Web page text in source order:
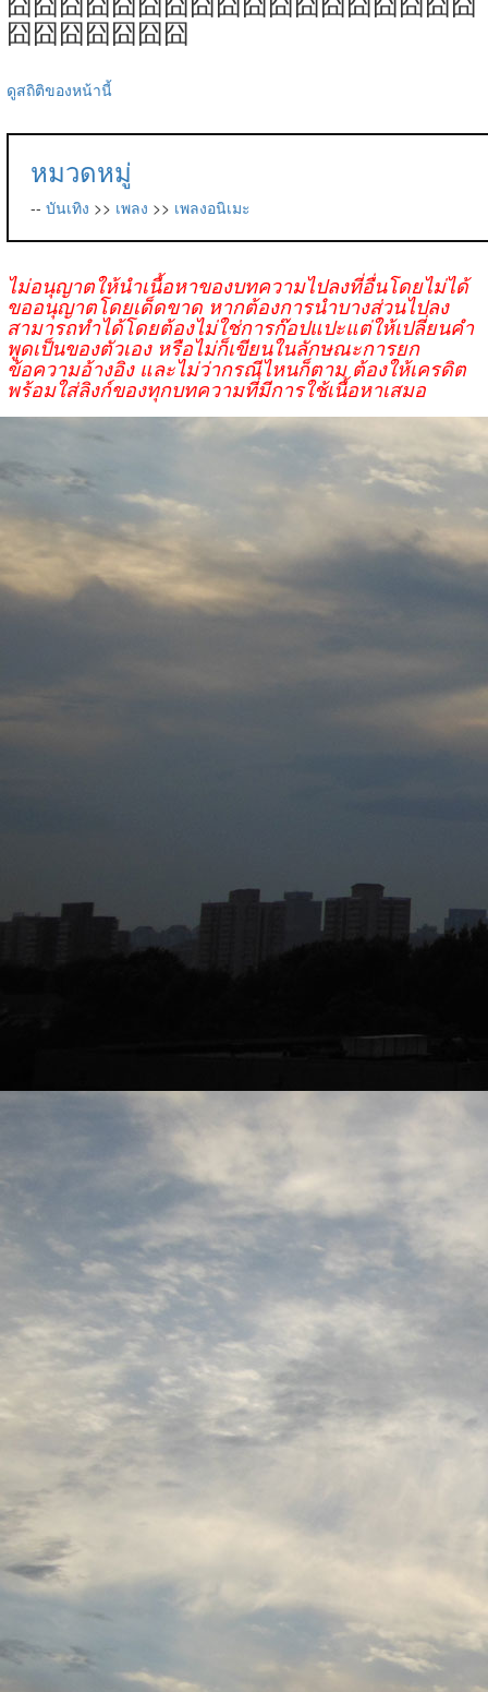
囧囧囧囧囧囧囧
ดูสถิติของหน้านี้
หมวดหมู่
-- บันเทิง >> เพลง >> เพลงอนิเมะ
ไม่อนุญาตให้นำเนื้อหาของบทความไปลงที่อื่นโดยไม่ได้
ขออนุญาตโดยเด็ดขาด หากต้องการนำบางส่วนไปลง
สามารถทำได้โดยต้องไม่ใช่การก๊อปแปะแต่ให้เปลี่ยนคำ
พูดเป็นของตัวเอง หรือไม่ก็เขียนในลักษณะการยก
ข้อความอ้างอิง และไม่ว่ากรณีไหนก็ตาม ต้องให้เครดิต
พร้อมใส่ลิงก์ของทุกบทความที่มีการใช้เนื้อหาเสมอ